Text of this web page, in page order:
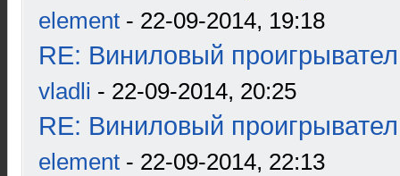
element - 22-09-2014, 19:18
RE: Виниловый
vladli - 22-09-2014, 20:25
RE: Виниловый
element - 22-09-2014, 22:13